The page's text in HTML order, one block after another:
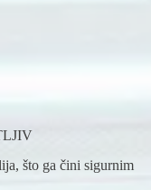
što ga čini sigurnim